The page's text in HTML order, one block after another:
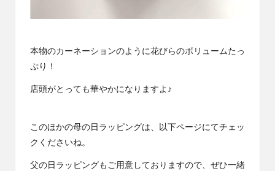
本物のカーネーションのように花びらのボリュームたっ
ぷり！
店頭がとっても華やかになりますよ♪
このほかの母の日ラッピングは、以下ページにてチェッ
クくださいね。
父の日ラッピングもご用意しておりますので、ぜひ一緒